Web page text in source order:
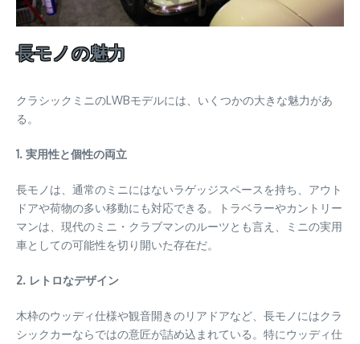
長モノの魅力
クラシックミニのLWBモデルには、いくつかの大きな魅力があ
る。
1. 実用性と個性の両立
長モノは、通常のミニにはないラゲッジスペースを持ち、アウト
ドアや荷物の多い移動にも対応できる。トラベラーやカントリー
マンは、現代のミニ・クラブマンのルーツとも言え、ミニの実用
車としての可能性を切り開いた存在だ。
2. レトロなデザイン
木枠のウッディ仕様や観音開きのリアドアなど、長モノにはクラ
シックカーならではの意匠が詰め込まれている。特にウッディ仕